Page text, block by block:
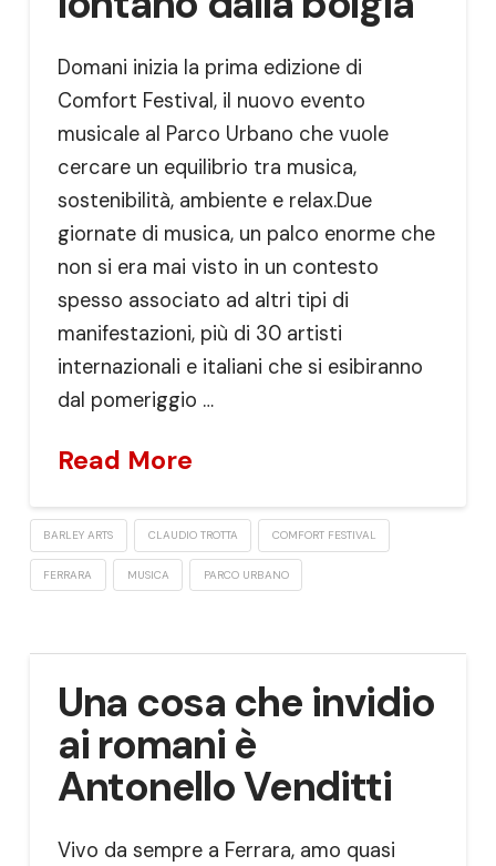
Domani inizia la prima edizione di
Comfort Festival, il nuovo evento
musicale al Parco Urbano che vuole
cercare un equilibrio tra musica,
sostenibilità, ambiente e relax.Due
giornate di musica, un palco enorme che
non si era mai visto in un contesto
spesso associato ad altri tipi di
manifestazioni, più di 30 artisti
internazionali e italiani che si esibiranno
dal pomeriggio …
Read More
BARLEY ARTS CLAUDIO TROTTA COMFORT FESTIVAL
FERRARA MUSICA PARCO URBANO
Una cosa che invidio
ai romani è
Antonello Venditti
Vivo da sempre a Ferrara, amo quasi